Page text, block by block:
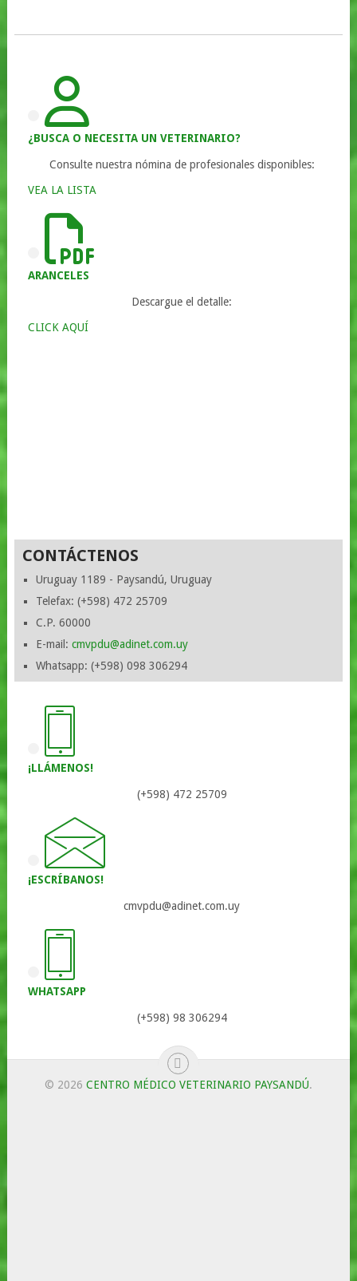
¿BUSCA O NECESITA UN VETERINARIO?
Consulte nuestra nómina de profesionales disponibles:
VEA LA LISTA
ARANCELES
Descargue el detalle:
CLICK AQUÍ
CONTÁCTENOS
Uruguay 1189 - Paysandú, Uruguay
Telefax: (+598) 472 25709
C.P. 60000
E-mail: cmvpdu@adinet.com.uy
Whatsapp: (+598) 098 306294
¡LLÁMENOS!
(+598) 472 25709
¡ESCRÍBANOS!
cmvpdu@adinet.com.uy
WHATSAPP
(+598) 98 306294
© 2026 CENTRO MÉDICO VETERINARIO PAYSANDÚ.